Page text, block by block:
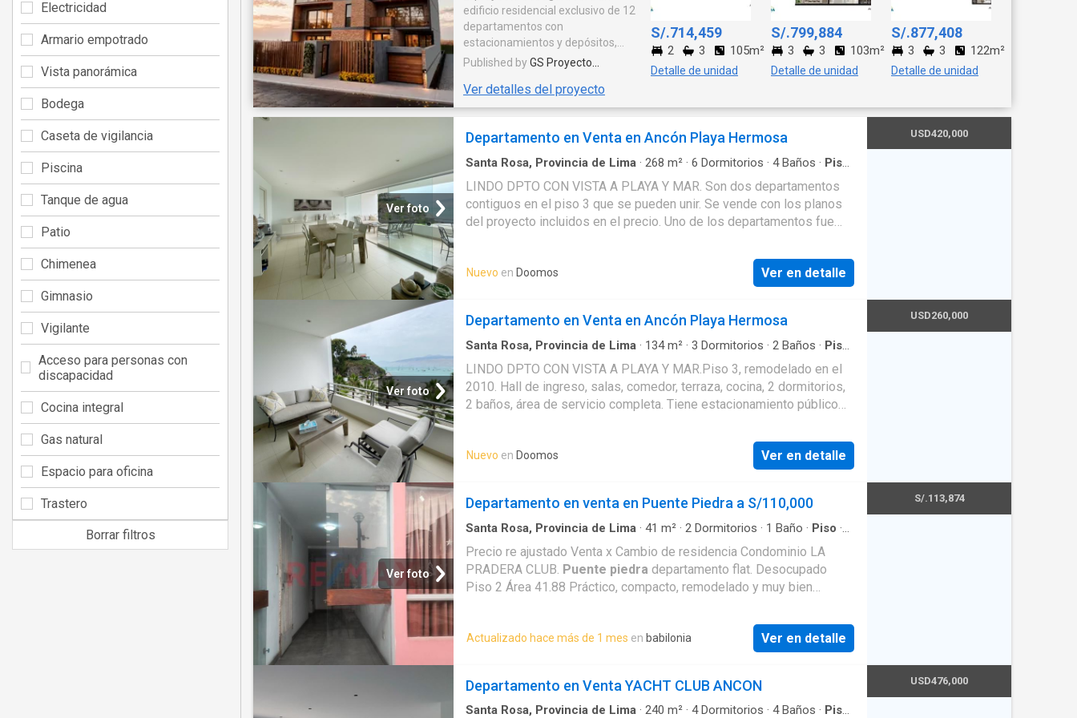
para construir los recuerdos más
valiosos de su familia, con la
ciudad a sus pies y la comodidad
de siempre tenerlo todo cerca.
edificio residencial exclusivo de 12
departamentos con
estacionamientos y depósitos,
distribuidos en 10 flats y 2 dúplex,
hasta 252 m². Uno de los dúplex
destaca por contar con piscina
de parrilla, mientras que el
terraza con parrilla, ideal para el
disfrute familiar.
Published byGS Proyecto
Ver detalles del proyecto
S/.714,459
2 3 105m²
Detalle de unidad
S/.799,884
3 3 103m²
Detalle de unidad
S/.877,408
3 3 122m²
Detalle de unidad
Ver foto
Departamento en Venta en Ancón Playa Hermosa
Santa Rosa, Provincia de Lima · 268 m² · 6 Dormitorios · 4Baños · Piso
LINDO DPTO CON VISTA A PLAYA Y MAR. Son dos departamentos
contiguos en el piso 3 que se pueden unir. Se vende con los planos
del proyecto incluidos en el precio. Uno de los departamentos fue
cocina, 6 dormitorios, 4 baños, área de servicio completa. Tiene
estacionamiento público atrás. NOTA: Precio válido es en dólares,
Nuevo en Doomos Ver en detalle
USD420,000
Ver foto
Departamento en Venta en Ancón Playa Hermosa
Santa Rosa, Provincia de Lima · 134m² · 3 Dormitorios · 2 Baños · Piso
LINDO DPTO CON VISTA A PLAYA Y MAR.Piso 3, remodelado en el
2010. Hall de ingreso, salas, comedor, terraza, cocina, 2 dormitorios,
2 baños, área de servicio completa. Tiene estacionamiento público
Nuevo en Doomos Ver en detalle
USD260,000
Ver foto
Departamento en venta en Puente Piedra a S/110,000
Santa Rosa, Provincia de Lima · 41 m² · 2 Dormitorios · 1 Baño · Piso ·
Cocina equipada
Precio re ajustado Venta x Cambio de residencia Condominio LA
PRADERA CLUB. Puente piedra departamento flat. Desocupado
Piso 2 Área 41.88 Práctico, compacto, remodelado y muy bien
completo remodelado | 02 habitaciones: 1 principal y 1 auxiliar
pequeña (1 1/2 plaza-(multiusos) | lavandería cerrada. Seguridad
24/7 3 puertas de acceso al condominio. Rondas permanentes del
bien conservado en las áreas comunes, amplio estacionamiento con
espacios para venta y/o Alqullar. ÁREA COMUNES: Tiene zona de
Actualizado hace más de 1 mes en babilonia Ver en detalle
S/.113,874
Departamento en Venta YACHT CLUB ANCON
Santa Rosa, Provincia de Lima · 240 m² · 4Dormitorios · 4Baños · Piso
USD476,000
Electricidad
Armario empotrado
Vista panorámica
Bodega
Caseta de vigilancia
Piscina
Tanque de agua
Patio
Chimenea
Gimnasio
Vigilante
Acceso para personas con
discapacidad
Cocina integral
Gas natural
Espacio para oficina
Trastero
Borrar filtros